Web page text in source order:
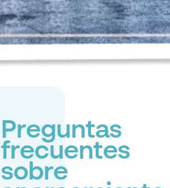
Preguntas
frecuentes
sobre